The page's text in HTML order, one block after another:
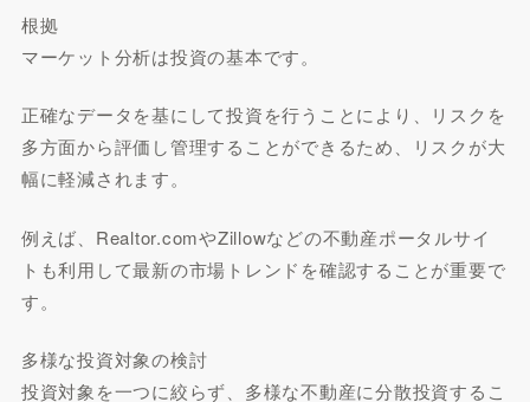
根拠
マーケット分析は投資の基本です。
正確なデータを基にして投資を行うことにより、リスクを
多方面から評価し管理することができるため、リスクが大
幅に軽減されます。
例えば、Realtor.comやZillowなどの不動産ポータルサイ
トも利用して最新の市場トレンドを確認することが重要で
す。
多様な投資対象の検討
投資対象を一つに絞らず、多様な不動産に分散投資するこ